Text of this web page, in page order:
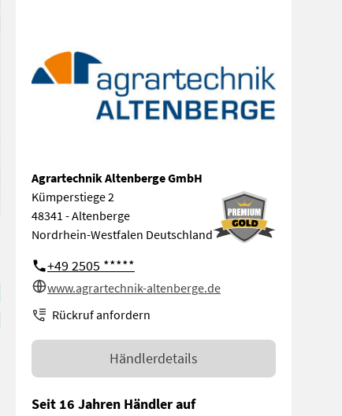
Agrartechnik Altenberge GmbH
Kümperstiege 2
48341 - Altenberge
Nordrhein-Westfalen Deutschland
+49 2505 *****
www.agrartechnik-altenberge.de
Rückruf anfordern
Händlerdetails
Seit 16 Jahren Händler auf